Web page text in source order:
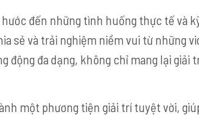
đến những tình huống thực tế và
sẻ và trải nghiệm niềm vui từ những
động đa dạng, không chỉ mang lại giải
một phương tiện giải trí tuyệt vời,